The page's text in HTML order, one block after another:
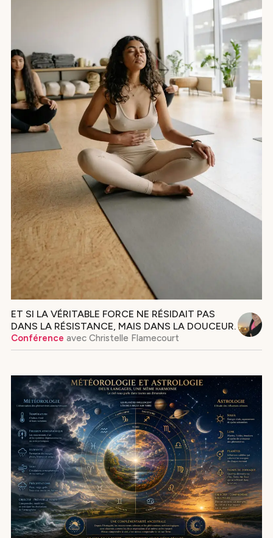
ET SI LA VÉRITABLE FORCE NE RÉSIDAIT PAS
DANS LA RÉSISTANCE, MAIS DANS LA DOUCEUR.
Conférence avecChristelle Flamecourt